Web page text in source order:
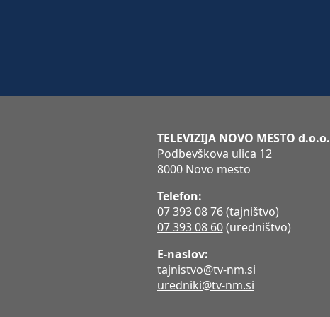
TELEVIZIJA NOVO MESTO d.o.o.
Podbevškova ulica 12
8000 Novo mesto
Telefon:
07 393 08 76(tajništvo)
07 393 08 60(uredništvo)
E-naslov:
tajnistvo@tv-nm.si
uredniki@tv-nm.si